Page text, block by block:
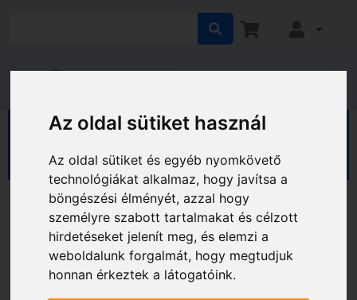
Az oldal sütiket használ
Az oldal sütiket és egyéb nyomkövető
technológiákat alkalmaz, hogy javítsa a
böngészési élményét, azzal hogy
személyre szabott tartalmakat és célzott
hirdetéseket jelenít meg, és elemzi a
weboldalunk forgalmát, hogy megtudjuk
honnan érkeztek a látogatóink.
HÁZ KERT HOBBY Kert
Kerti eszközök
Kisgép akkumulátorok